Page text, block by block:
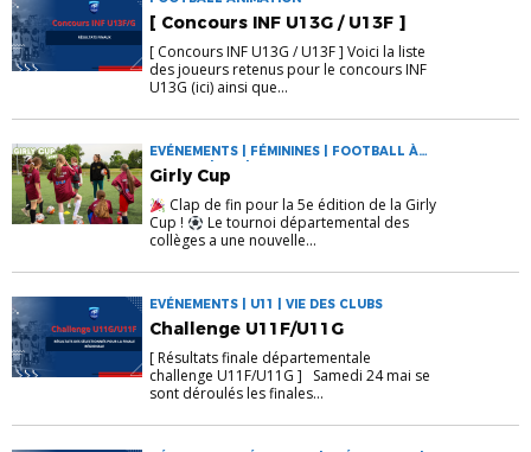
[ Concours INF U13G / U13F ]
[ Concours INF U13G / U13F ] Voici la liste
des joueurs retenus pour le concours INF
U13G (ici) ainsi que...
EVÉNEMENTS | FÉMININES | FOOTBALL À
L'ECOLE | U11 | VIE DU DISTRICT
Girly Cup
Clap de fin pour la 5e édition de la Girly
Cup !
Le tournoi départemental des
collèges a une nouvelle...
EVÉNEMENTS | U11 | VIE DES CLUBS
Challenge U11F/U11G
[ Résultats finale départementale
challenge U11F/U11G ] Samedi 24 mai se
sont déroulés les finales...